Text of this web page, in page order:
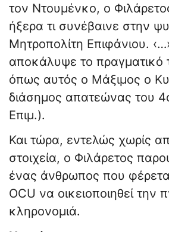
τον Ντουμένκο, ο
ήξερα τι συνέβαινε στην
Μητροπολίτη Επιφάνιου.
αποκάλυψε το πραγματικό
όπως αυτός ο Μάξιμος ο
διάσημος απατεώνας του
Επιμ.).
Και τώρα, εντελώς χωρίς
στοιχεία, ο Φιλάρετος
ένας άνθρωπος που
OCU να οικειοποιηθεί την
κληρονομιά.